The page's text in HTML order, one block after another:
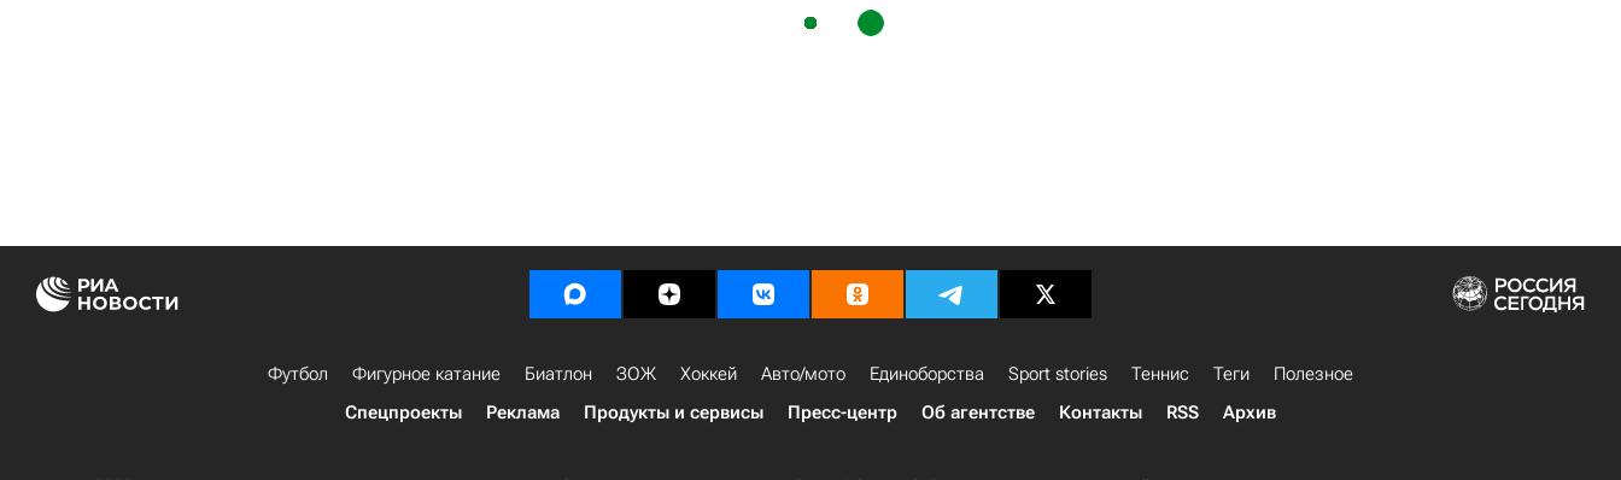
Футбол Фигурное катание Биатлон ЗОЖ Хоккей Авто/мото Единоборства Sport stories Теннис Теги
Полезное
Спецпроекты
Реклама Продукты и сервисы Пресс-центр Об агентстве Контакты RSS Архив